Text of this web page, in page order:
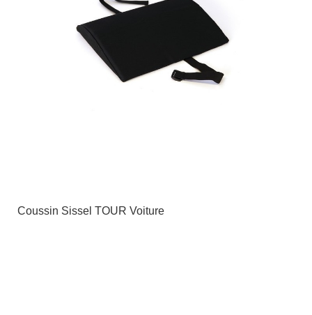
Coussin Sissel TOUR Voiture